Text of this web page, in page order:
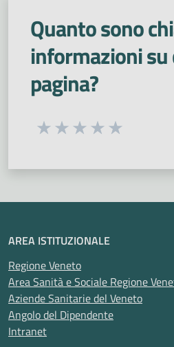
Quanto sono
informazioni
pagina?
Seleziona una
AREA ISTITUZIONALE
Regione Veneto
Area Sanità e Sociale Regione
Aziende Sanitarie del Veneto
Angolo del Dipendente
Intranet